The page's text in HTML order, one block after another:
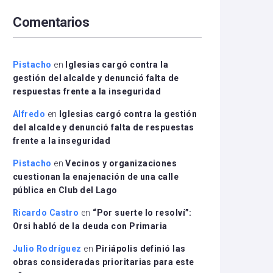
disminuir
el
Comentarios
Pistacho en
Iglesias cargó contra la
gestión del alcalde y denunció falta de
respuestas frente a la inseguridad
Alfredo en
Iglesias cargó contra la gestión
del alcalde y denunció falta de respuestas
frente a la inseguridad
Pistacho enVecinos y organizaciones
cuestionan la enajenación de una calle
pública en Club del Lago
Ricardo Castro en “Por suerte lo resolví”:
Orsi habló de la deuda con Primaria
Julio Rodríguez en Piriápolis definió las
obras consideradas prioritarias para este